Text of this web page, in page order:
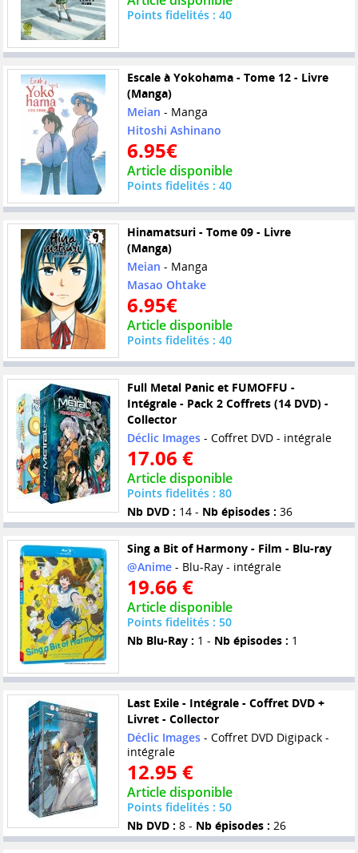
Points fidelités : 40
Escale à Yokohama - Tome 12 - Livre
(Manga)
Meian - Manga
Hitoshi Ashinano
6.95€
Article disponible
Points fidelités : 40
Hinamatsuri - Tome 09 - Livre
(Manga)
Meian - Manga
Masao Ohtake
6.95€
Article disponible
Points fidelités : 40
Full Metal Panic et FUMOFFU -
Intégrale - Pack 2 Coffrets (14 DVD) -
Collector
Déclic Images- Coffret DVD - intégrale
17.06 €
Article disponible
Points fidelités : 80
Nb DVD : 14 - Nb épisodes : 36
Sing a Bit of Harmony - Film - Blu-ray
@Anime- Blu-Ray - intégrale
19.66 €
Article disponible
Points fidelités : 50
Nb Blu-Ray : 1 - Nb épisodes : 1
Last Exile - Intégrale - Coffret DVD +
Livret - Collector
Déclic Images- Coffret DVD Digipack -
intégrale
12.95 €
Article disponible
Points fidelités : 50
Nb DVD : 8 - Nb épisodes : 26